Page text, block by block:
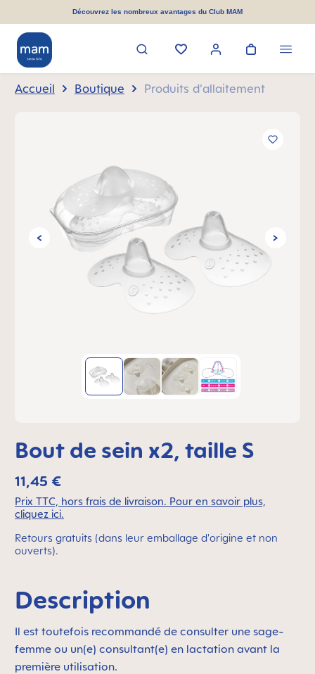
principalDécouvrez les nombreux avantages du Club MAM
Accueil Boutique Produits d'allaitement
Bout de sein x2, taille S
11,45 €
Prix TTC, hors frais de livraison. Pour en savoir plus,
cliquez ici.
Retours gratuits (dans leur emballage d'origine et non
ouverts).
Description
Il est toutefois recommandé de consulter une sage-
femme ou un(e) consultant(e) en lactation avant la
première utilisation.